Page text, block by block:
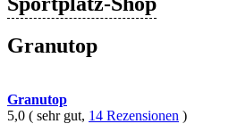
Granutop
Granutop
5,0 ( sehr gut, 14 Rezensionen )